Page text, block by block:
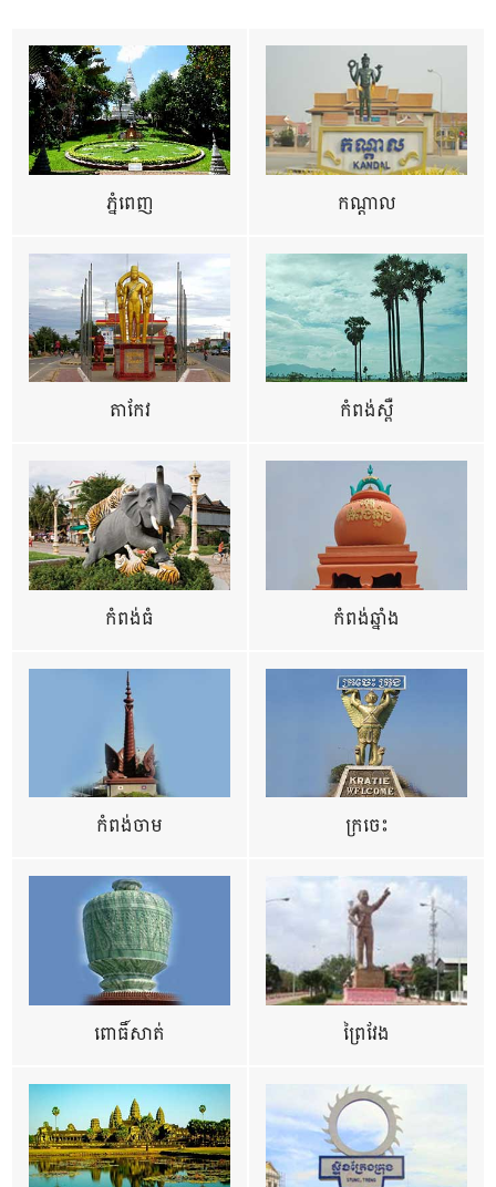
ភ្នំពេញ កណ្តាល
តាកែវ កំពង់ស្ពឺ
កំពង់ធំ កំពង់ឆ្នាំង
កំពង់ចាម ក្រចេះ
ពោធិ៍សាត់ ព្រៃវែង